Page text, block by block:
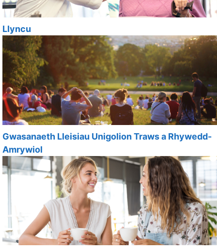
Llyncu
Gwasanaeth Lleisiau Unigolion Traws a Rhywedd-
Amrywiol